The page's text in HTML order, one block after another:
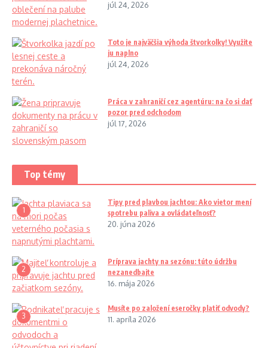
júl 24, 2026
Toto je najväčšia výhoda štvorkolky! Využite
ju naplno
júl 24, 2026
Práca v zahraničí cez agentúru: na čo si dať
pozor pred odchodom
júl 17, 2026
Top témy
1
Tipy pred plavbou jachtou: Ako vietor mení
spotrebu paliva a ovládateľnosť?
20. júna 2026
2
Príprava jachty na sezónu: túto údržbu
nezanedbajte
16. mája 2026
3
Musíte po založení eseročky platiť odvody?
11. apríla 2026